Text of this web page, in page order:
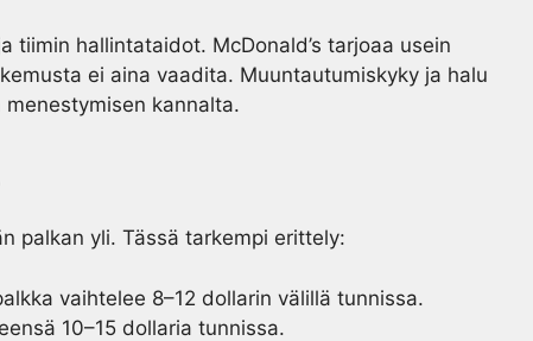
hallintataidot. McDonald’s tarjoaa usein
ei aina vaadita. Muuntautumiskyky ja halu
kannalta.
palkan yli. Tässä tarkempi erittely:
vaihtelee 8–12 dollarin välillä tunnissa.
10–15 dollaria tunnissa.